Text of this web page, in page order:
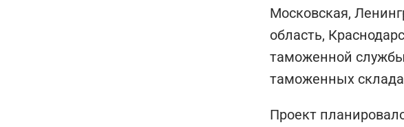
Московская,
область,
таможенной
таможенных
Проект